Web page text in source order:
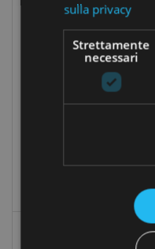
sulla privacy
Strettamente
necessari